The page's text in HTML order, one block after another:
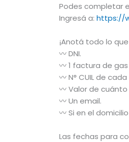
Podes completar
Ingresá a:https://
¡Anotá todo lo
〰️ DNI.
〰️ 1 factura de gas
〰️ N° CUIL de
〰️ Valor de
〰️ Un email.
〰️ Si en el
Las fechas para